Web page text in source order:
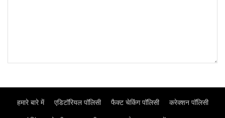
हमारे बारे में एडिटॉरियल पॉलिसी फैक्ट चेकिंग पॉलिसी करेक्शन पॉलिसी